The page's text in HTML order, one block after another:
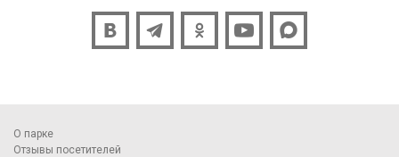
О парке
Отзывы посетителей